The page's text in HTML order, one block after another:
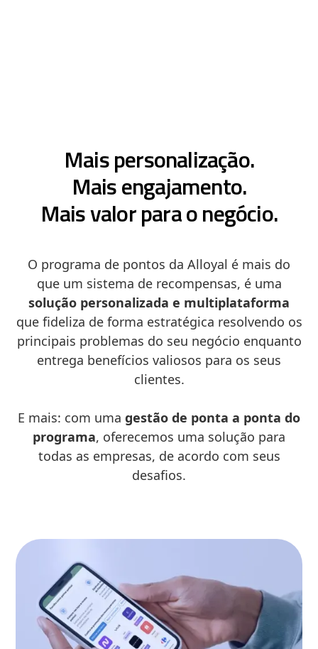
Mais personalização.
Mais engajamento.
Mais valor para o negócio.
O programa de pontos da Alloyal é mais do
que um sistema de recompensas, é uma
solução personalizada e multiplataforma
que fideliza de forma estratégica resolvendo os
principais problemas do seu negócio enquanto
entrega benefícios valiosos para os seus
clientes.
E mais: com uma gestão de ponta a ponta do
programa, oferecemos uma solução para
todas as empresas, de acordo com seus
desafios.